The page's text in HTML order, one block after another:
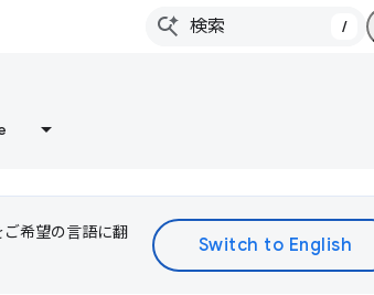
/
希望の言語に翻